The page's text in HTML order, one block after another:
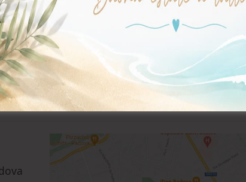
o per prendere un appuntamento.
Non riesci a